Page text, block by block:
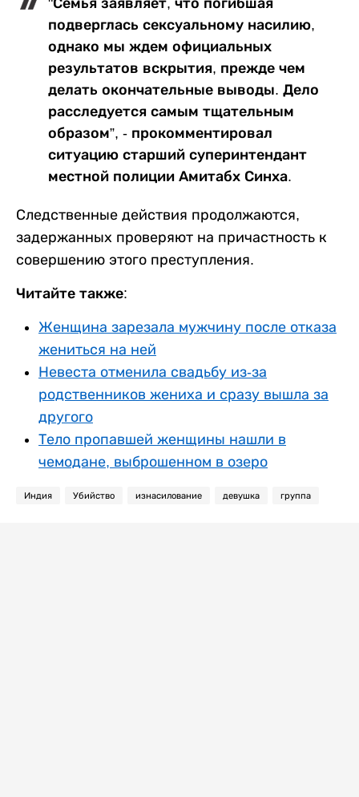
"Семья заявляет, что погибшая
подверглась сексуальному насилию,
однако мы ждем официальных
результатов вскрытия, прежде чем
делать окончательные выводы. Дело
расследуется самым тщательным
образом”, - прокомментировал
ситуацию старший суперинтендант
местной полиции Амитабх Синха.
Следственные действия продолжаются,
задержанных проверяют на причастность к
совершению этого преступления.
Читайте также:
Женщина зарезала мужчину после отказа
жениться на ней
Невеста отменила свадьбу из-за
родственников жениха и сразу вышла за
другого
Тело пропавшей женщины нашли в
чемодане, выброшенном в озеро
Индия Убийство изнасилование девушка группа